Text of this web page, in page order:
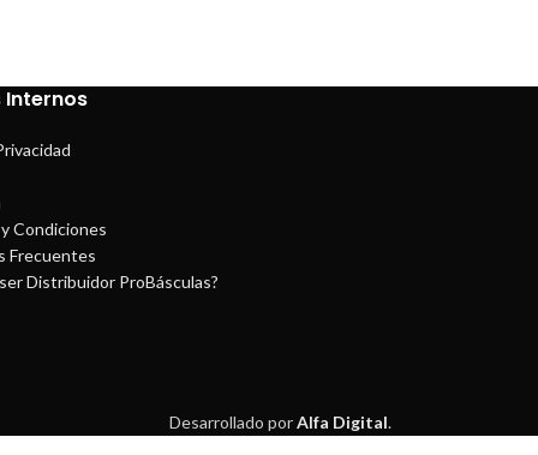
Internos
Condiciones
Frecuentes
Distribuidor ProBásculas?
Desarrollado porAlfa Digital.